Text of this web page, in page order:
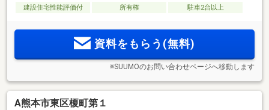
建設住宅性能評価付 所有権 駐車2台以上
資料をもらう(無料)
※SUUMOのお問い合わせページへ移動します
A熊本市東区榎町第１